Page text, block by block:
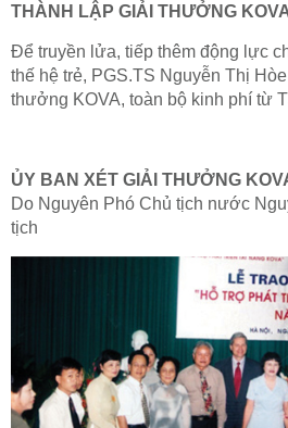
THÀNH LẬP GIẢI THƯỞNG
Để truyền lửa, tiếp thêm động lực
thế hệ trẻ, PGS.TS Nguyễn Thị
thưởng KOVA, toàn bộ kinh phí từ
ỦY BAN XÉT GIẢI THƯỞNG
Do Nguyên Phó Chủ tịch nước
tịch